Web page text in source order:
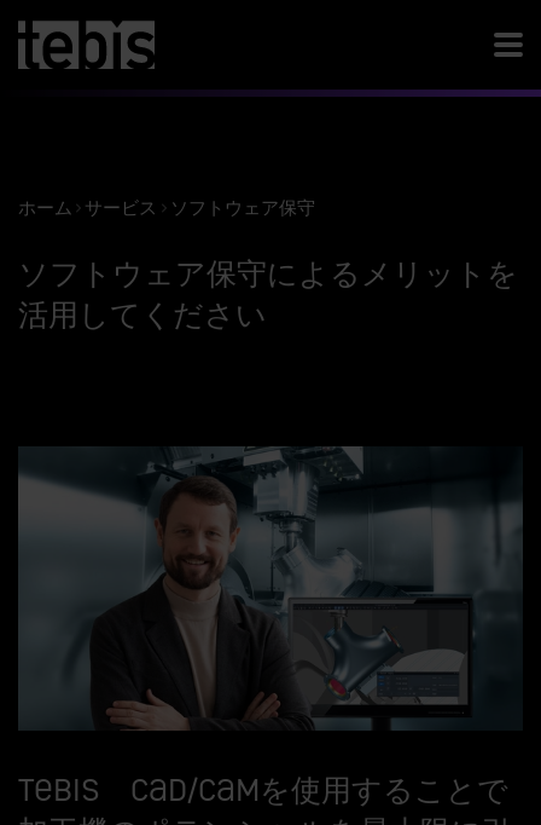
ホーム サービス ソフトウェア保守
ソフトウェア保守によるメリットを
活用してください
Tebis CAD/CAMを使用することで